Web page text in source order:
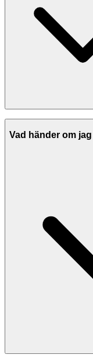
Seriösa
allriskförsäkring. Be
arbetet påbörjas.
Vad händer om